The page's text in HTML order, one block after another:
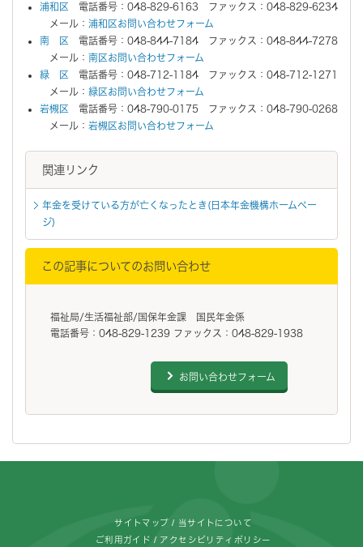
浦和区 電話番号：048-829-6163 ファックス：048-829-6234
メール： 浦和区お問い合わせフォーム
南 区 電話番号：048-844-7184 ファックス：048-844-7278
メール： 南区お問い合わせフォーム
緑 区 電話番号：048-712-1184 ファックス：048-712-1271
メール： 緑区お問い合わせフォーム
岩槻区 電話番号：048-790-0175 ファックス：048-790-0268
メール： 岩槻区お問い合わせフォーム
関連リンク
年金を受けている方が亡くなったとき(日本年金機構ホームペー
ジ)
この記事についてのお問い合わせ
福祉局/生活福祉部/国保年金課 国民年金係
電話番号：048-829-1239 ファックス：048-829-1938
お問い合わせフォーム
サイトマップ 当サイトについて
ご利用ガイド アクセシビリティポリシー